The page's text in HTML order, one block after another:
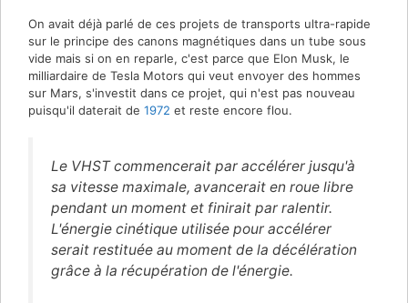
On avait déjà parlé de ces projets de transports ultra-rapide
sur le principe des canons magnétiques dans un tube sous
vide mais si on en reparle, c'est parce que Elon Musk, le
milliardaire de Tesla Motors qui veut envoyer des hommes
sur Mars, s'investit dans ce projet, qui n'est pas nouveau
puisqu'il daterait de 1972 et reste encore flou.
Le VHST commencerait par accélérer jusqu'à
sa vitesse maximale, avancerait en roue libre
pendant un moment et finirait par ralentir.
L'énergie cinétique utilisée pour accélérer
serait restituée au moment de la décélération
grâce à la récupération de l'énergie.